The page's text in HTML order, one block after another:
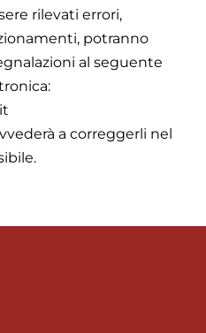
rilevati errori,
potranno
al seguente
a correggerli nel